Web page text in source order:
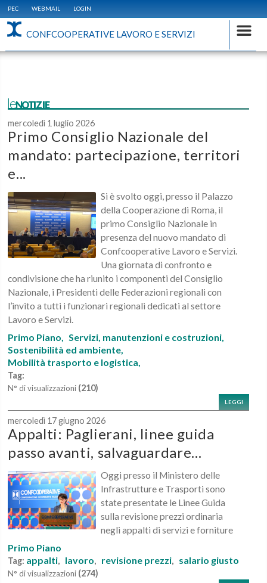
PEC WEBMAIL LOGIN
CONFCOOPERATIVE LAVORO E SERVIZI
leNOTIZIE
mercoledì 1 luglio 2026
Primo Consiglio Nazionale del
mandato: partecipazione, territori
e...
Si è svolto oggi, presso il Palazzo
della Cooperazione di Roma, il
primo Consiglio Nazionale in
presenza del nuovo mandato di
Confcooperative Lavoro e Servizi.
Una giornata di confronto e
condivisione che ha riunito i componenti del Consiglio
Nazionale, i Presidenti delle Federazioni regionali con
l’invito a tutti i funzionari regionali dedicati al settore
Lavoro e Servizi.
Primo Piano,
Servizi, manutenzioni e costruzioni,
Sostenibilità ed ambiente,
Mobilità trasporto e logistica,
Tag:
N° di visualizzazioni (210)
LEGGI
mercoledì 17 giugno 2026
Appalti: Paglierani, linee guida
passo avanti, salvaguardare...
Oggi presso il Ministero delle
Infrastrutture e Trasporti sono
state presentate le Linee Guida
sulla revisione prezzi ordinaria
negli appalti di servizi e forniture
Primo Piano
Tag: appalti, lavoro, revisione prezzi, salario giusto
N° di visualizzazioni (274)